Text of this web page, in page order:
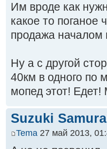
Им вроде как
какое то поганое
продажа началом
Ну а с другой
40км в одного по
мопед этот!
Suzuki
Tema 27 май 2013,